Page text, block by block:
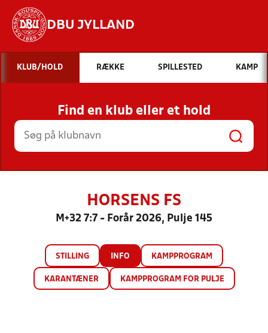
DBU JYLLAND
Hvad vil du søge efter?
INDHOLD OG NYHEDER
STILLINGER, RESULTATER, KLUBBER OG
HOLD
KLUB/HOLD RÆKKE SPILLESTED KAMP
Find en klub eller et hold
HORSENS FS
M+32 7:7 - Forår 2026, Pulje 145
STILLING INFO KAMPPROGRAM
KARANTÆNER KAMPPROGRAM FOR PULJE